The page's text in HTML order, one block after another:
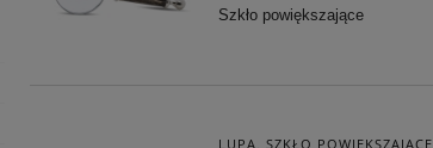
Szkło powiększające
LUPA, SZKŁO POWIĘKSZAJĄCE